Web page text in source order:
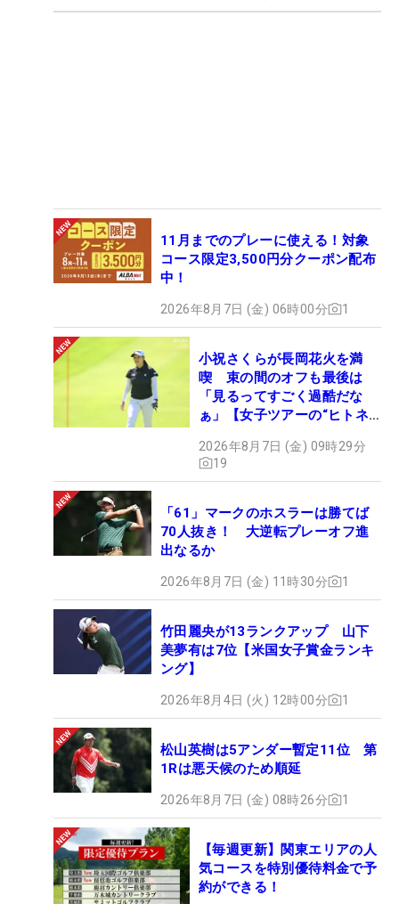
11月までのプレーに使える！対象
コース限定3,500円分クーポン配布
中！
2026年8月7日 (金) 06時00分 1
小祝さくらが長岡花火を満
喫 束の間のオフも最後は
「見るってすごく過酷だな
ぁ」【女子ツアーの“ヒトネ
2026年8月7日 (金) 09時29分
19
「61」マークのホスラーは勝てば
70人抜き！ 大逆転プレーオフ進
出なるか
2026年8月7日 (金) 11時30分 1
竹田麗央が13ランクアップ 山下
美夢有は7位【米国女子賞金ランキ
ング】
2026年8月4日 (火) 12時00分 1
松山英樹は5アンダー暫定11位 第
1Rは悪天候のため順延
2026年8月7日 (金) 08時26分 1
【毎週更新】関東エリアの人
気コースを特別優待料金で予
約ができる！